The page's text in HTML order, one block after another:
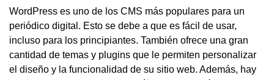
WordPress es uno de los CMS más populares para un
periódico digital. Esto se debe a que es fácil de usar,
incluso para los principiantes. También ofrece una gran
cantidad de temas y plugins que le permiten personalizar
el diseño y la funcionalidad de su sitio web. Además, hay